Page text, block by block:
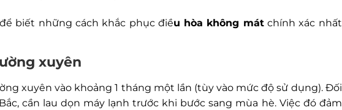
biết những cách khắc phục điều hòa không mátchính xác nhất
xuyên
xuyên vào khoảng 1 tháng một lần (tùy vào mức độ sử dụng). Đối
cần lau dọn máy lạnh trước khi bước sang mùa hè. Việc đó đảm